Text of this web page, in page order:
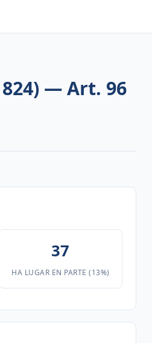
— Art. 96
37
HA LUGAR EN PARTE (13%)